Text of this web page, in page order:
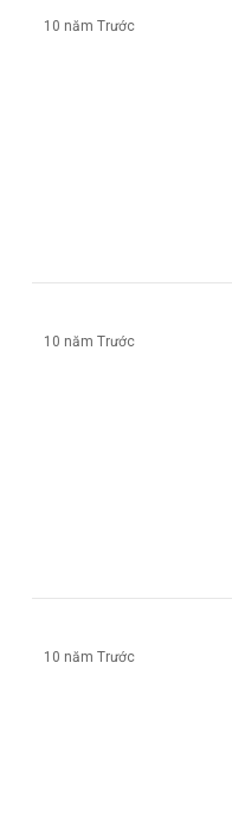
10 năm Trước
10 năm Trước
10 năm Trước